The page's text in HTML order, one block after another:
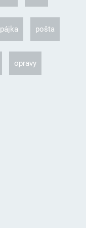
pájka pošta
opravy